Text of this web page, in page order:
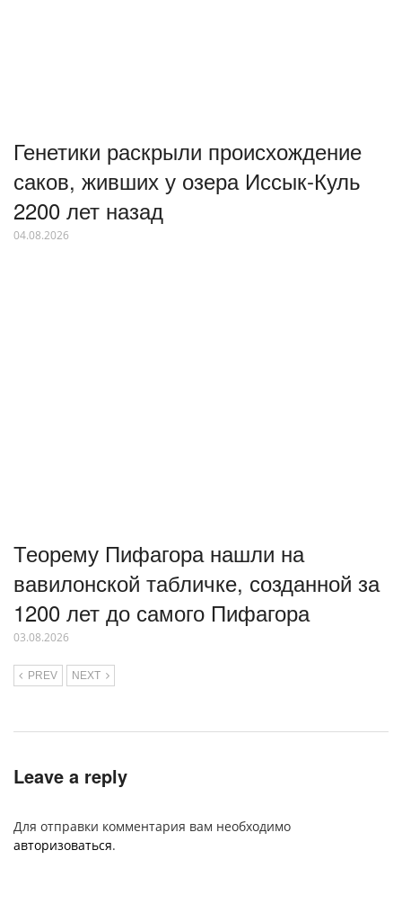
Генетики раскрыли происхождение
саков, живших у озера Иссык-Куль
2200 лет назад
04.08.2026
Теорему Пифагора нашли на
вавилонской табличке, созданной за
1200 лет до самого Пифагора
03.08.2026
PREV NEXT
Leave a reply
Для отправки комментария вам необходимо
авторизоваться.